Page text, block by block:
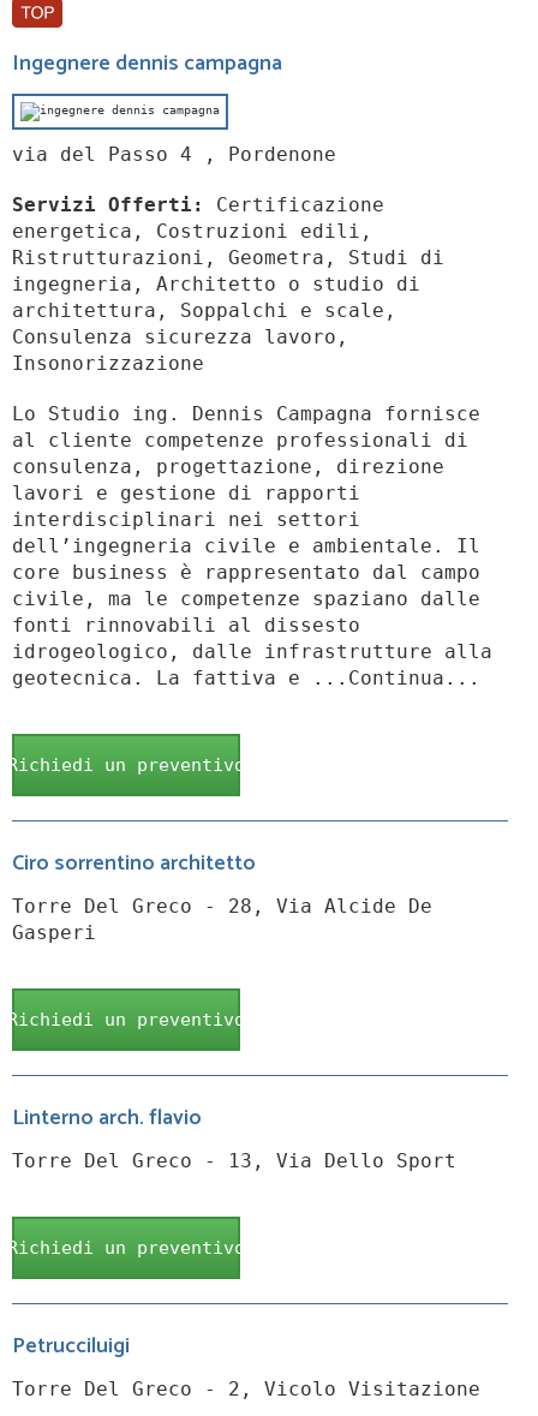
Ingegnere dennis campagna
via del Passo 4 , Pordenone
Servizi Offerti:
Certificazione
energetica, Costruzioni edili,
Ristrutturazioni, Geometra, Studi di
ingegneria, Architetto o studio di
architettura, Soppalchi e scale,
Consulenza sicurezza lavoro,
Insonorizzazione
Lo Studio ing. Dennis Campagna fornisce
al cliente competenze professionali di
consulenza, progettazione, direzione
lavori e gestione di rapporti
interdisciplinari nei settori
dell’ingegneria civile e ambientale. Il
core business è rappresentato dal campo
civile, ma le competenze spaziano dalle
fonti rinnovabili al dissesto
idrogeologico, dalle infrastrutture alla
geotecnica. La fattiva e ...Continua...
Richiedi un preventivo
Ciro sorrentino architetto
Torre Del Greco - 28, Via Alcide De
Gasperi
Richiedi un preventivo
Linterno arch. flavio
Torre Del Greco - 13, Via Dello Sport
Richiedi un preventivo
Petrucciluigi
Torre Del Greco - 2, Vicolo Visitazione